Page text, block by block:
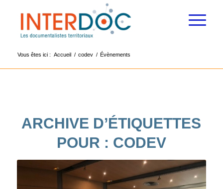
Vous êtes ici : Accueil / codev / Évènements
ARCHIVE D’ÉTIQUETTES
POUR : CODEV